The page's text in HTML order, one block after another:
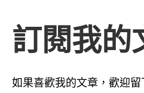
訂閱我的
如果喜歡我的文章，歡迎